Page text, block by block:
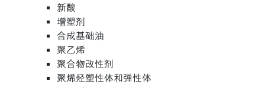
新酸
增塑剂
合成基础油
聚乙烯
聚合物改性剂
聚烯烃塑性体和弹性体